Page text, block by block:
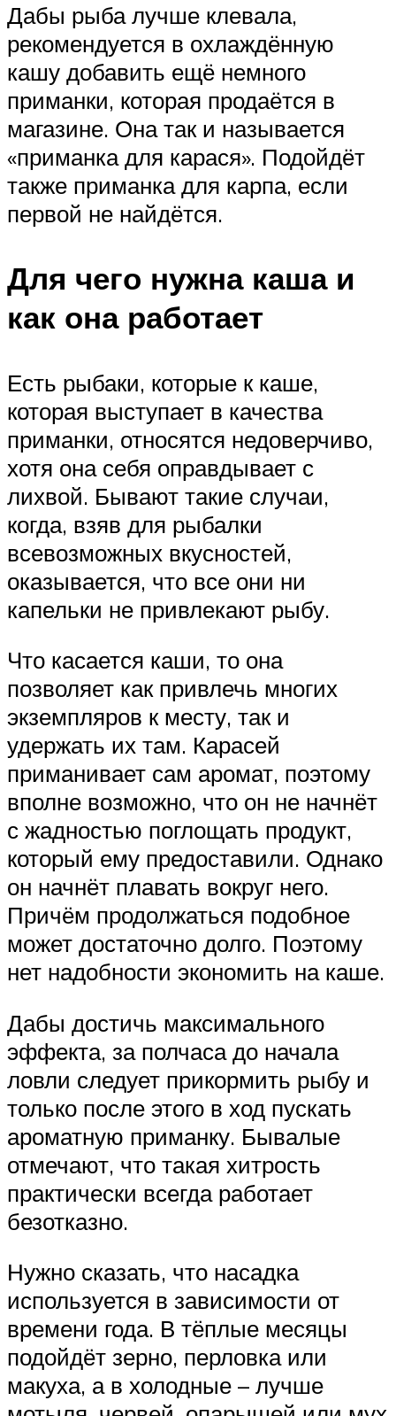
Дабы рыба лучше клевала,
рекомендуется в охлаждённую
кашу добавить ещё немного
приманки, которая продаётся в
магазине. Она так и называется
«приманка для карася». Подойдёт
также приманка для карпа, если
первой не найдётся.
Для чего нужна каша и
как она работает
Есть рыбаки, которые к каше,
которая выступает в качества
приманки, относятся недоверчиво,
хотя она себя оправдывает с
лихвой. Бывают такие случаи,
когда, взяв для рыбалки
всевозможных вкусностей,
оказывается, что все они ни
капельки не привлекают рыбу.
Что касается каши, то она
позволяет как привлечь многих
экземпляров к месту, так и
удержать их там. Карасей
приманивает сам аромат, поэтому
вполне возможно, что он не начнёт
с жадностью поглощать продукт,
который ему предоставили. Однако
он начнёт плавать вокруг него.
Причём продолжаться подобное
может достаточно долго. Поэтому
нет надобности экономить на каше.
Дабы достичь максимального
эффекта, за полчаса до начала
ловли следует прикормить рыбу и
только после этого в ход пускать
ароматную приманку. Бывалые
отмечают, что такая хитрость
практически всегда работает
безотказно.
Нужно сказать, что насадка
используется в зависимости от
времени года. В тёплые месяцы
подойдёт зерно, перловка или
макуха, а в холодные – лучше